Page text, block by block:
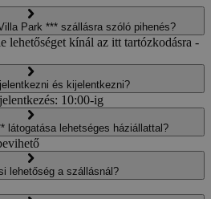
Park *** szállásra szóló pihenés?
kínál az itt tartózkodásra -
és kijelentkezni?
10:00-ig
látogatása lehetséges háziállattal?
lehetőség a szállásnál?